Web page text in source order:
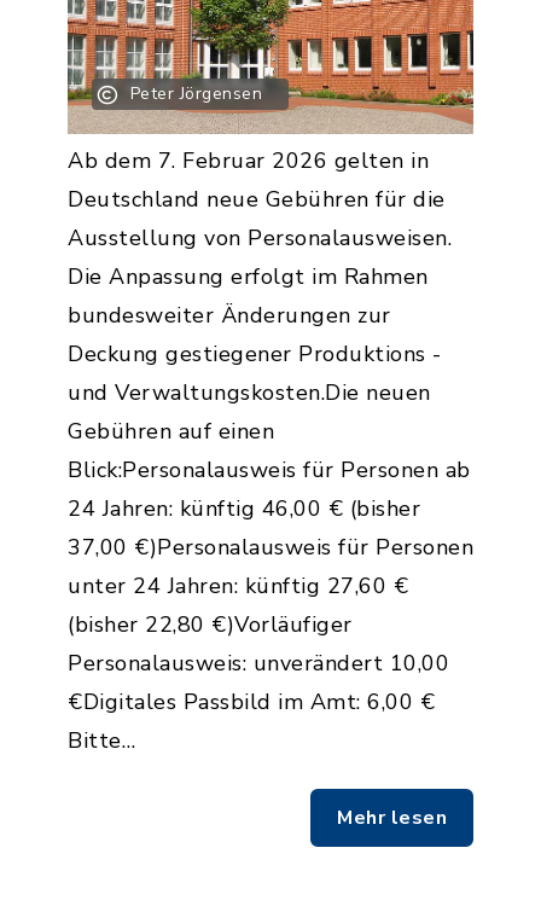
Peter Jörgensen
Ab dem 7. Februar 2026 gelten in
Deutschland neue Gebühren für die
Ausstellung von Personalausweisen.
Die Anpassung erfolgt im Rahmen
bundesweiter Änderungen zur
Deckung gestiegener Produktions -
und Verwaltungskosten.Die neuen
Gebühren auf einen
Blick:Personalausweis für Personen ab
24 Jahren: künftig 46,00 € (bisher
37,00 €)Personalausweis für Personen
unter 24 Jahren: künftig 27,60 €
(bisher 22,80 €)Vorläufiger
Personalausweis: unverändert 10,00
€Digitales Passbild im Amt: 6,00 €
Bitte…
Mehr lesen